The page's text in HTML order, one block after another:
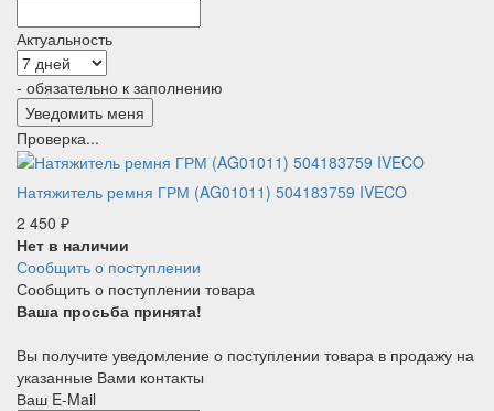
Актуальность
- обязательно к заполнению
Проверка...
Натяжитель ремня ГРМ (AG01011) 504183759 IVECO
2 450 ₽
Нет в наличии
Сообщить о поступлении
Сообщить о поступлении товара
Ваша просьба принята!
Вы получите уведомление о поступлении товара в продажу на
указанные Вами контакты
Ваш E-Mail